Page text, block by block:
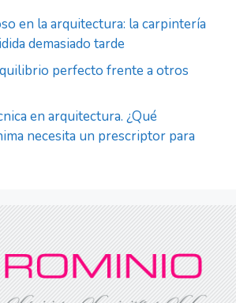
en la arquitectura: la carpintería
demasiado tarde
perfecto frente a otros
en arquitectura. ¿Qué
necesita un prescriptor para